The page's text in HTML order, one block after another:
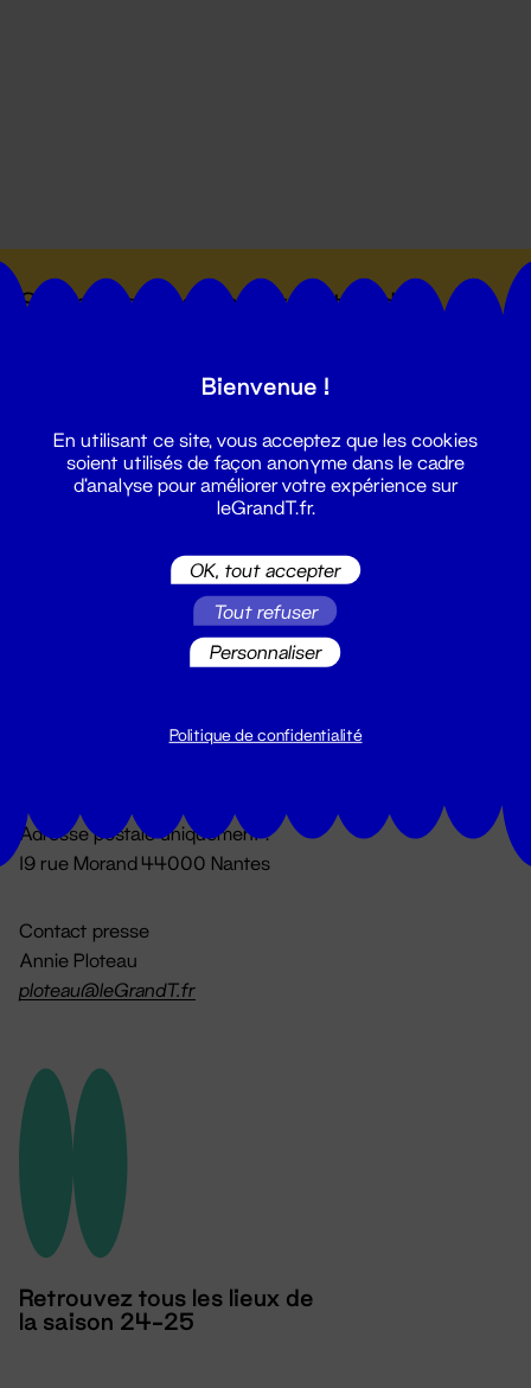
Suivez toutes les actualités du
Du lundi au vendredi 14h → 18h
Adresse postale uniquement :
19 rue Morand 44000 Nantes
Contact presse
Annie Ploteau
ploteau@leGrandT.fr
Retrouvez tous les lieux de
la saison 24-25
Bienvenue !
En utilisant ce site, vous acceptez que les cookies
soient utilisés de façon anonyme dans le cadre
d'analyse pour améliorer votre expérience sur
leGrandT.fr.
OK, tout accepter
Tout refuser
Personnaliser
Politique de confidentialité